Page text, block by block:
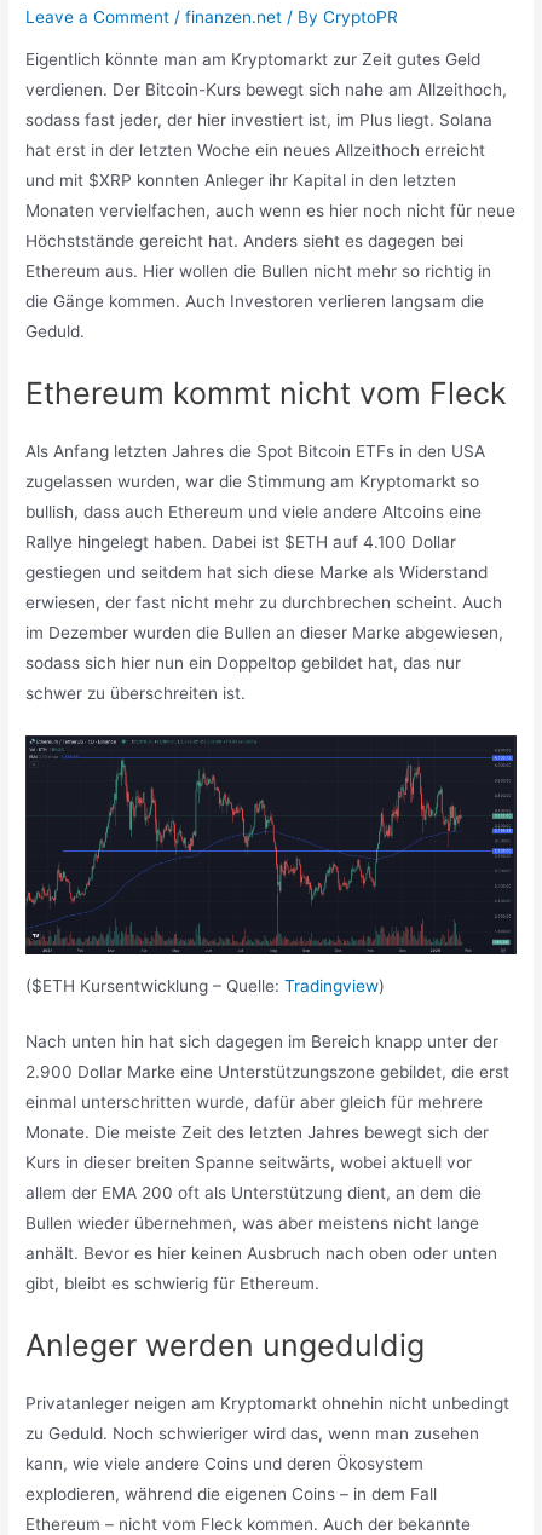
Leave a Comment /finanzen.net / ByCryptoPR
Eigentlich könnte man am Kryptomarkt zur Zeit gutes Geld
verdienen. Der Bitcoin-Kurs bewegt sich nahe am Allzeithoch,
sodass fast jeder, der hier investiert ist, im Plus liegt. Solana
hat erst in der letzten Woche ein neues Allzeithoch erreicht
und mit $XRP konnten Anleger ihr Kapital in den letzten
Monaten vervielfachen, auch wenn es hier noch nicht für neue
Höchststände gereicht hat. Anders sieht es dagegen bei
Ethereum aus. Hier wollen die Bullen nicht mehr so richtig in
die Gänge kommen. Auch Investoren verlieren langsam die
Geduld.
Ethereum kommt nicht vom Fleck
Als Anfang letzten Jahres die Spot Bitcoin ETFs in den USA
zugelassen wurden, war die Stimmung am Kryptomarkt so
bullish, dass auch Ethereum und viele andere Altcoins eine
Rallye hingelegt haben. Dabei ist $ETH auf 4.100 Dollar
gestiegen und seitdem hat sich diese Marke als Widerstand
erwiesen, der fast nicht mehr zu durchbrechen scheint. Auch
im Dezember wurden die Bullen an dieser Marke abgewiesen,
sodass sich hier nun ein Doppeltop gebildet hat, das nur
schwer zu überschreiten ist.
($ETH Kursentwicklung – Quelle:Tradingview)
Nach unten hin hat sich dagegen im Bereich knapp unter der
2.900 Dollar Marke eine Unterstützungszone gebildet, die erst
einmal unterschritten wurde, dafür aber gleich für mehrere
Monate. Die meiste Zeit des letzten Jahres bewegt sich der
Kurs in dieser breiten Spanne seitwärts, wobei aktuell vor
allem der EMA 200 oft als Unterstützung dient, an dem die
Bullen wieder übernehmen, was aber meistens nicht lange
anhält. Bevor es hier keinen Ausbruch nach oben oder unten
gibt, bleibt es schwierig für Ethereum.
Anleger werden ungeduldig
Privatanleger neigen am Kryptomarkt ohnehin nicht unbedingt
zu Geduld. Noch schwieriger wird das, wenn man zusehen
kann, wie viele andere Coins und deren Ökosystem
explodieren, während die eigenen Coins – in dem Fall
Ethereum – nicht vom Fleck kommen. Auch der bekannte